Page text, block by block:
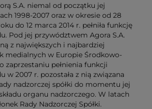
S.A. niemal od początku jej
1998-2007 oraz w okresie od 28
do 12 marca 2014 r. pełniła funkcję
Pod jej przywództwem Agora S.A.
z największych i najbardziej
medialnych w Europie Środkowo-
zaprzestaniu pełnienia funkcji
w 2007 r. pozostała z nią związana
nadzorczej spółki do momentu jej
organu nadzorczego. W latach
Rady Nadzorczej Spółki.